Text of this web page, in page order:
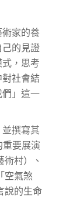
術家的養
己的見證
，思考
對社會結
們」這一
撰寫其
要展演
村）、
空氣煞
說的生命